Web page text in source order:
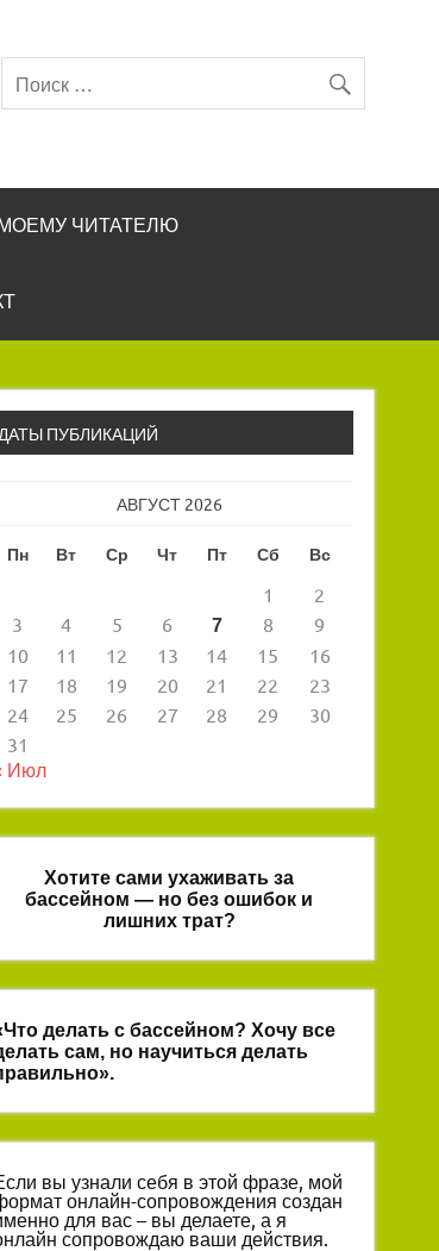
МОЕМУ ЧИТАТЕЛЮ
ДАТЫ ПУБЛИКАЦИЙ
АВГУСТ 2026
Пн Вт Ср Чт Пт Сб Вс
1
2
3
4 5 6 7 8
9
10
11 12 13 14 15
16
17
18 19 20 21 22
23
24
25 26 27 28 29
30
31
Июл
Хотите сами ухаживать за
бассейном — но без ошибок и
лишних трат?
делать с бассейном? Хочу все
сам, но научиться делать
вы узнали себя в этой фразе, мой
онлайн-сопровождения создан
для вас – вы делаете, а я
сопровождаю ваши действия.